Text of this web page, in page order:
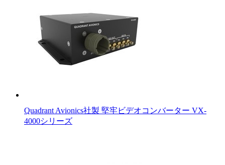
Quadrant Avionics社製 堅牢ビデオコンバーター VX-
4000シリーズ